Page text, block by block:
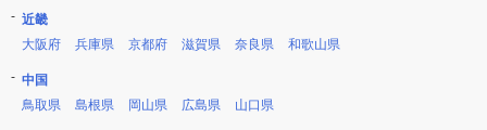
近畿
大阪府
兵庫県 京都府 滋賀県 奈良県 和歌山県
中国
鳥取県
島根県 岡山県 広島県 山口県